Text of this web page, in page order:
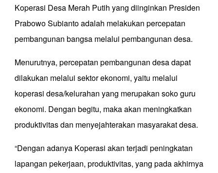
Koperasi Desa Merah Putih yang diinginkan Presiden
Prabowo Subianto adalah melakukan percepatan
pembangunan bangsa melalui pembangunan desa.
Menurutnya, percepatan pembangunan desa dapat
dilakukan melalui sektor ekonomi, yaitu melalui
koperasi desa/kelurahan yang merupakan soko guru
ekonomi. Dengan begitu, maka akan meningkatkan
produktivitas dan menyejahterakan masyarakat desa.
“Dengan adanya Koperasi akan terjadi peningkatan
lapangan pekerjaan, produktivitas, yang pada akhirnya